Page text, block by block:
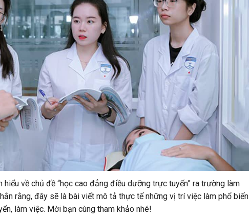
về chủ đề “học cao đẳng điều dưỡng trực tuyến” ra trường làm
rằng, đây sẽ là bài viết mô tả thực tế những vị trí việc làm phổ biến
làm việc. Mời bạn cùng tham khảo nhé!